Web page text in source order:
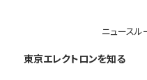
ニュースル
東京エレクトロンを知る